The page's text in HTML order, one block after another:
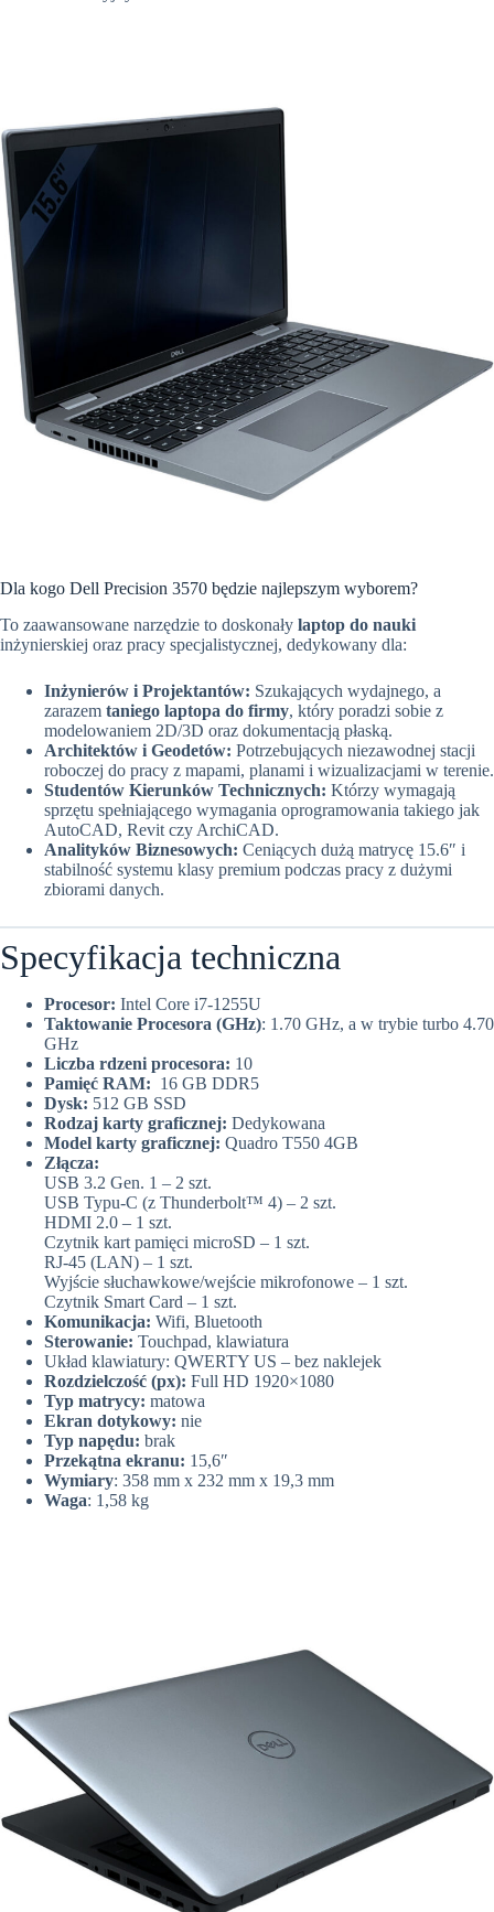
Dla kogo Dell Precision 3570 będzie najlepszym wyborem?
To zaawansowane narzędzie to doskonały laptop do nauki
inżynierskiej oraz pracy specjalistycznej, dedykowany dla:
Inżynierów i Projektantów: Szukających wydajnego, a
zarazem taniego laptopa do firmy, który poradzi sobie z
modelowaniem 2D/3D oraz dokumentacją płaską.
Architektów i Geodetów: Potrzebujących niezawodnej stacji
roboczej do pracy z mapami, planami i wizualizacjami w terenie.
Studentów Kierunków Technicznych: Którzy wymagają
sprzętu spełniającego wymagania oprogramowania takiego jak
AutoCAD, Revit czy ArchiCAD.
Analityków Biznesowych: Ceniących dużą matrycę 15.6″ i
stabilność systemu klasy premium podczas pracy z dużymi
zbiorami danych.
Specyfikacja techniczna
Procesor: Intel Core i7-1255U
Taktowanie Procesora (GHz): 1.70 GHz, a w trybie turbo 4.70
GHz
Liczba rdzeni procesora: 10
Pamięć RAM: 16 GB DDR5
Dysk: 512 GB SSD
Rodzaj karty graficznej: Dedykowana
Model karty graficznej: Quadro T550 4GB
Złącza:
USB 3.2 Gen. 1 – 2 szt.
USB Typu-C (z Thunderbolt™ 4) – 2 szt.
HDMI 2.0 – 1 szt.
Czytnik kart pamięci microSD – 1 szt.
RJ-45 (LAN) – 1 szt.
Wyjście słuchawkowe/wejście mikrofonowe – 1 szt.
Czytnik Smart Card – 1 szt.
Komunikacja: Wifi, Bluetooth
Sterowanie: Touchpad, klawiatura
Układ klawiatury: QWERTY US – bez naklejek
Rozdzielczość (px): Full HD 1920×1080
Typ matrycy: matowa
Ekran dotykowy: nie
Typ napędu: brak
Przekątna ekranu: 15,6″
Wymiary: 358 mm x 232 mm x 19,3 mm
Waga: 1,58 kg